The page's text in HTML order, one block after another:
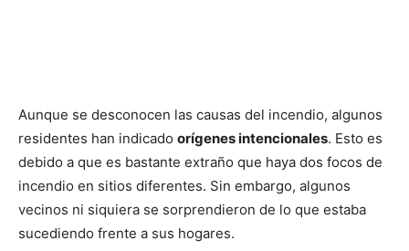
Aunque se desconocen las causas del incendio, algunos
residentes han indicado orígenes intencionales. Esto es
debido a que es bastante extraño que haya dos focos de
incendio en sitios diferentes. Sin embargo, algunos
vecinos ni siquiera se sorprendieron de lo que estaba
sucediendo frente a sus hogares.